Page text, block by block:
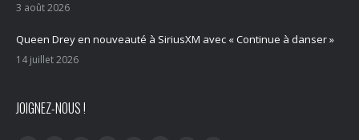
3 août 2026
Queen Drey en nouveauté à SiriusXM avec « Continue à danser »
14 juillet 2026
JOIGNEZ-NOUS !